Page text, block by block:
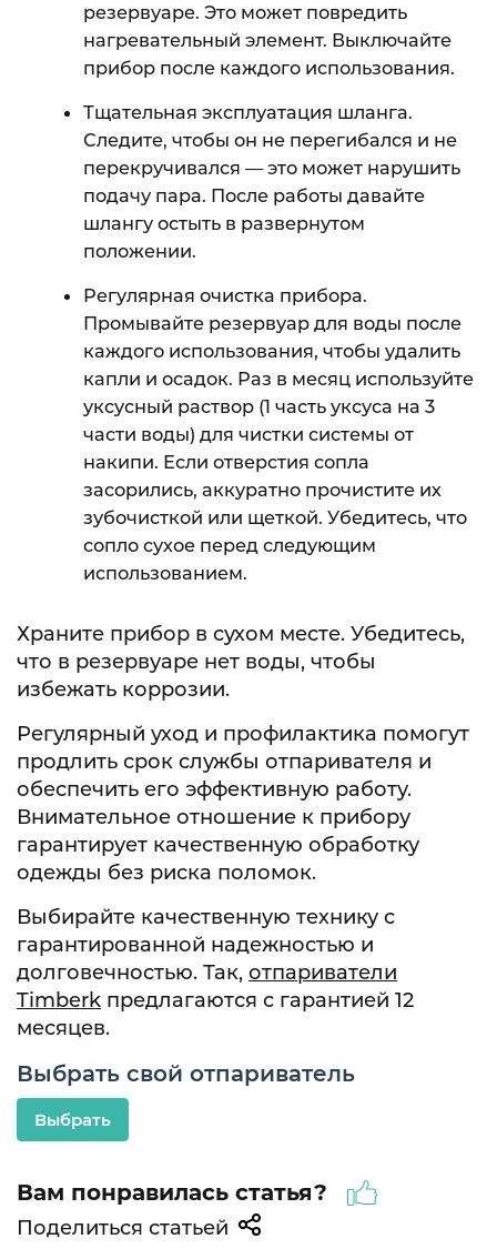
резервуаре. Это может повредить
нагревательный элемент. Выключайте
прибор после каждого использования.
Тщательная эксплуатация шланга.
Следите, чтобы он не перегибался и не
перекручивался — это может нарушить
подачу пара. После работы давайте
шлангу остыть в развернутом
положении.
Регулярная очистка прибора.
Промывайте резервуар для воды после
каждого использования, чтобы удалить
капли и осадок. Раз в месяц используйте
уксусный раствор (1 часть уксуса на 3
части воды) для чистки системы от
накипи. Если отверстия сопла
засорились, аккуратно прочистите их
зубочисткой или щеткой. Убедитесь, что
сопло сухое перед следующим
использованием.
Храните прибор в сухом месте. Убедитесь,
что в резервуаре нет воды, чтобы
избежать коррозии.
Регулярный уход и профилактика помогут
продлить срок службы отпаривателя и
обеспечить его эффективную работу.
Внимательное отношение к прибору
гарантирует качественную обработку
одежды без риска поломок.
Выбирайте качественную технику с
гарантированной надежностью и
долговечностью. Так, отпариватели
Timberk предлагаются с гарантией 12
месяцев.
Выбрать свой отпариватель
Выбрать
Вам понравилась статья?
Поделиться статьей